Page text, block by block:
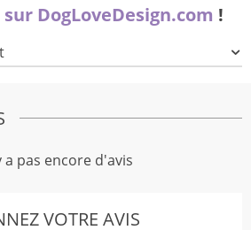
sur DogLoveDesign.com !
a pas encore d'avis
VOTRE AVIS